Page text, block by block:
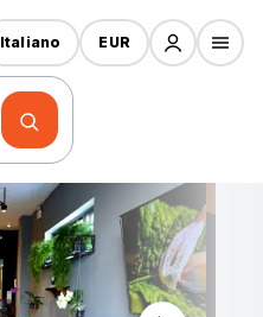
Italiano EUR